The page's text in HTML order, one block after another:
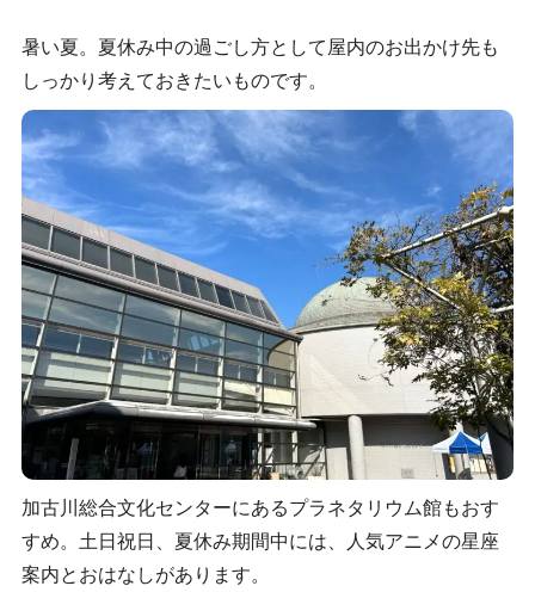
暑い夏。夏休み中の過ごし方として屋内のお出かけ先も
しっかり考えておきたいものです。
加古川総合文化センターにあるプラネタリウム館もおす
すめ。土日祝日、夏休み期間中には、人気アニメの星座
案内とおはなしがあります。